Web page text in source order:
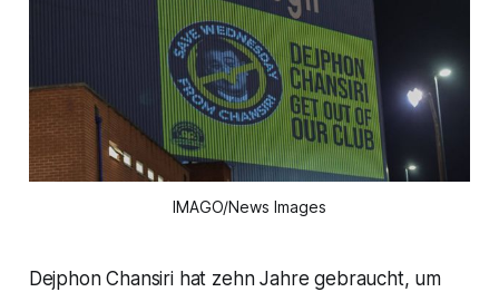
IMAGO/News Images
Dejphon Chansiri hat zehn Jahre gebraucht, um